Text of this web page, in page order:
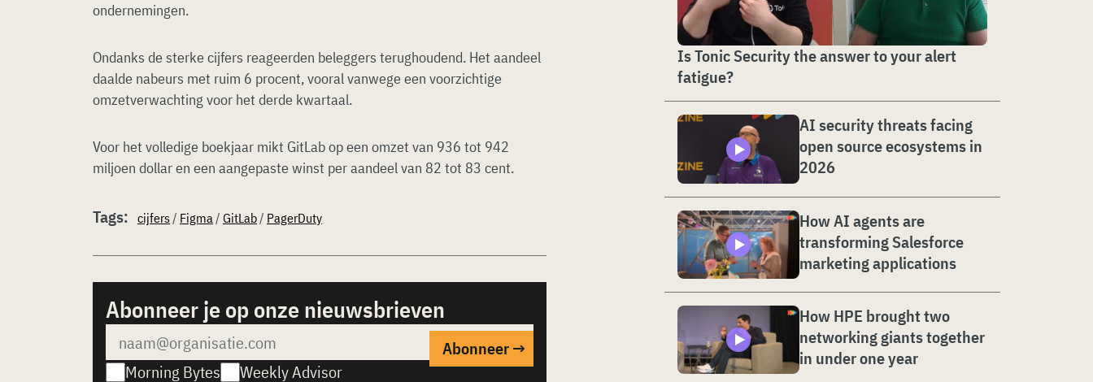
ondernemingen.
Ondanks de sterke cijfers reageerden beleggers terughoudend. Het aandeel
daalde nabeurs met ruim 6 procent, vooral vanwege een voorzichtige
omzetverwachting voor het derde kwartaal.
Voor het volledige boekjaar mikt GitLab op een omzet van 936 tot 942
miljoen dollar en een aangepaste winst per aandeel van 82 tot 83 cent.
Tags: cijfers/ Figma/ GitLab/ PagerDuty
Abonneer je op onze nieuwsbrieven
Morning Bytes Weekly Advisor
Is Tonic Security the answer to your alert
fatigue?
AI security threats facing
open source ecosystems in
2026
How AI agents are
transforming Salesforce
marketing applications
How HPE brought two
networking giants together
in under one year